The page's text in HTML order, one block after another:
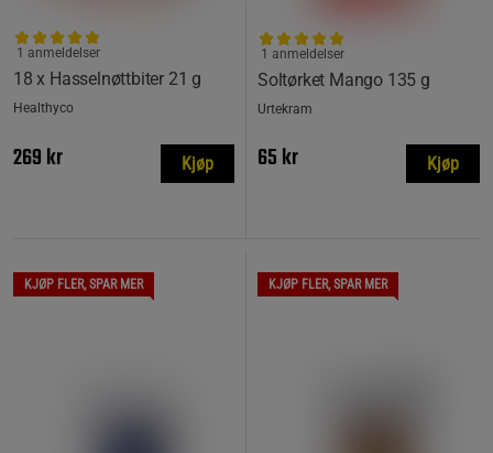
18 x Hasselnøttbiter 21 g
1 anmeldelser
Healthyco
269 kr Kjøp
Soltørket Mango 135 g
1 anmeldelser
Urtekram
65 kr Kjøp
KJØP FLER, SPAR MER KJØP FLER, SPAR MER